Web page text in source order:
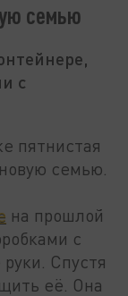
семью
с
пятнистая
семью.
на прошлой
с
Спустя
её. Она